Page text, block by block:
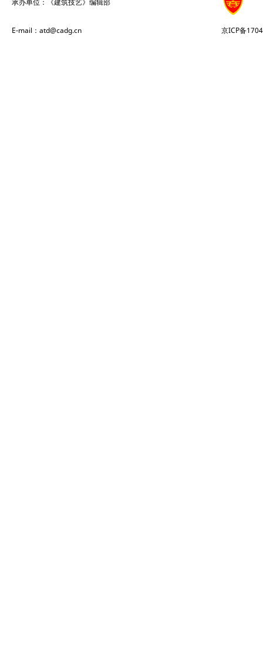
承办单位：《建筑技艺》编辑部
E-mail：atd@cadg.cn 京ICP备